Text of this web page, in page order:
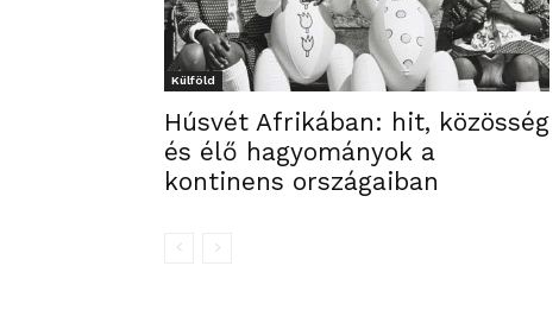
Külföld
Húsvét Afrikában: hit, közösség
és élő hagyományok a
kontinens országaiban